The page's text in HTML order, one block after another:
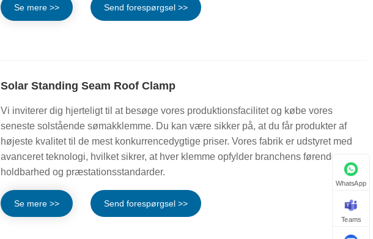
Se mere >> Send forespørgsel >>
Solar Standing Seam Roof Clamp
Vi inviterer dig hjerteligt til at besøge vores produktionsfacilitet og købe vores
seneste solstående sømakklemme. Du kan være sikker på, at du får produkter af
højeste kvalitet til de mest konkurrencedygtige priser. Vores fabrik er udstyret med
avanceret teknologi, hvilket sikrer, at hver klemme opfylder branchens førende
holdbarhed og præstationsstandarder.
Se mere >> Send forespørgsel >>
WhatsApp
Teams